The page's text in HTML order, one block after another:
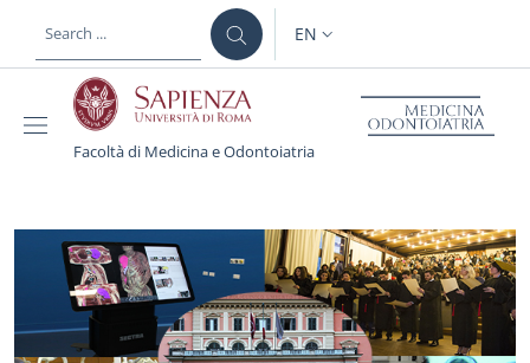
LANGUAGE SWITCHER:
EN
Facoltà di Medicina e Odontoiatria
Welcome to the Medicine